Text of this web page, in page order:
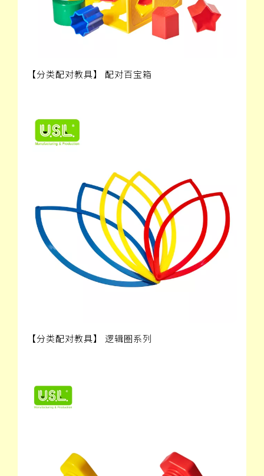
【分类配对教具】 配对百宝箱
【分类配对教具】 逻辑圈系列